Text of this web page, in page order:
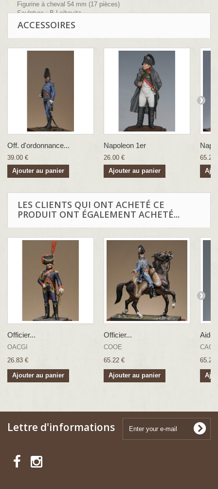
Figurine à cheval 54 mm (17 pièces)
Sculpture : B.Leibovitz
ACCESSOIRES
Off. d'ordonnance...
39.00 €
Ajouter au panier
Napoleon 1er
26.00 €
Ajouter au panier
65.22
LES CLIENTS QUI ONT ACHETÉ CE
PRODUIT ONT ÉGALEMENT ACHETÉ...
Officier...
OACGI
26.83 €
Ajouter au panier
Officier...
COOE
65.22 €
Ajouter au panier
Aide
CACM
65.22
Lettre d'informations